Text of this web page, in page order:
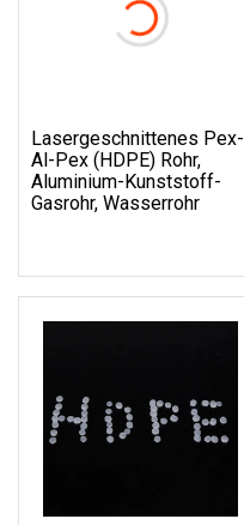
Lasergeschnittenes Pex-
Al-Pex (HDPE) Rohr,
Aluminium-Kunststoff-
Gasrohr, Wasserrohr